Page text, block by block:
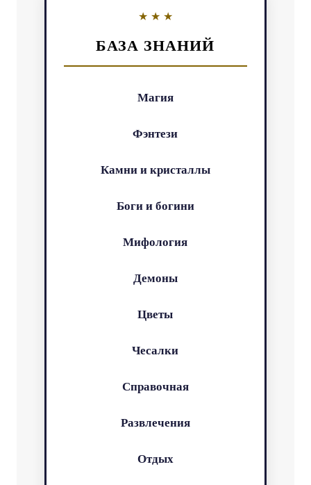
БАЗА ЗНАНИЙ
Магия
Фэнтези
Камни и кристаллы
Боги и богини
Мифология
Демоны
Цветы
Чесалки
Справочная
Развлечения
Отдых